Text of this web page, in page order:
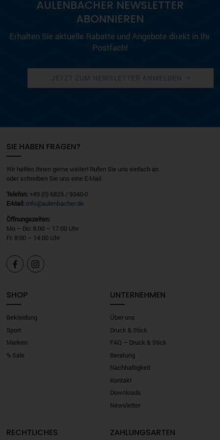
AULENBACHER NEWSLETTER
ABONNIEREN
Erhalten Sie aktuelle Rabatte und Angebote direkt in Ihr
Postfach!
JETZT ZUM NEWSLETTER ANMELDEN
SIE HABEN FRAGEN?
Wir helfen Ihnen gerne weiter! Rufen Sie uns einfach an
oder schreiben Sie uns eine E-Mail.
Telefon:+49 (0) 6826 / 9340-0
E-Mail: info@aulenbacher.de
Öffnungszeiten:
Mo – Do: 8:00 – 17:00 Uhr
Fr: 8:00 – 14:00 Uhr
 
SHOP
Bekleidung
Sport
Marken
% Sale
UNTERNEHMEN
Über uns
Druck & Stick
FAQ – Druck & Stick
Beratung
Nachhaltigkeit
Kontakt
Downloads
Newsletter
RECHTLICHES ZAHLUNGSARTEN